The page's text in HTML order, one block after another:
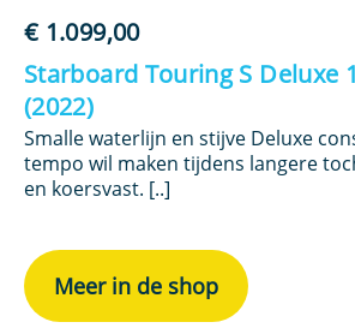
€1.099,00
Starboard Touring S Deluxe
(2022)
Smalle waterlijn en stijve Deluxe
tempo wil maken tijdens langere
en koersvast. [..]
Meer in de shop